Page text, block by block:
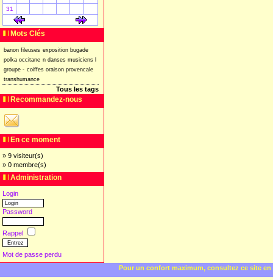
31
Mots Clés
banon fileuses exposition bugade
polka occitane n danses musiciens
groupe - coiffes oraison provencale
transhumance
Tous les tags
Recommandez-nous
En ce moment
» 9 visiteur(s)
» 0 membre(s)
Administration
Login
Password
Rappel
Mot de passe perdu
Pour un confort maximum, consultez ce site